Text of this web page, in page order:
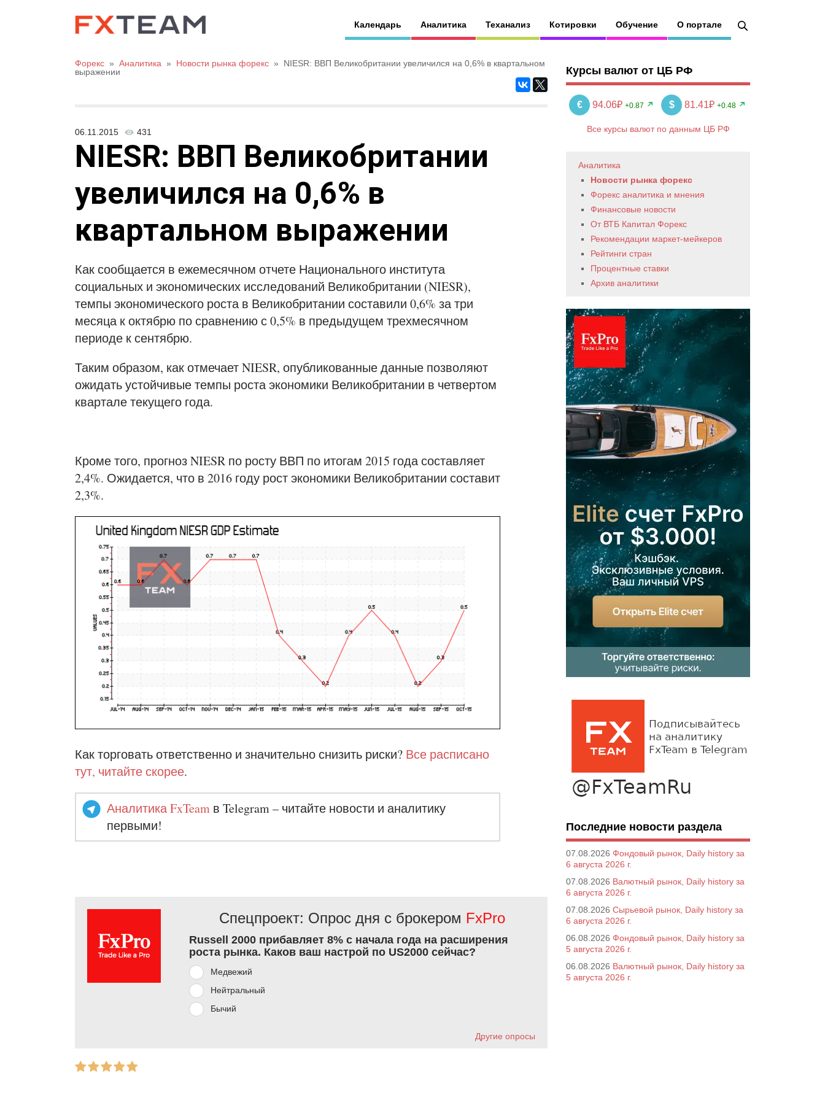
Календарь Аналитика Теханализ Котировки Обучение О портале
Форекс » Аналитика » Новости рынка форекс »
NIESR: ВВП Великобритании увеличился на 0,6% в квартальном
выражении
06.11.2015 431
NIESR: ВВП Великобритании
увеличился на 0,6% в
квартальном выражении
Как сообщается в ежемесячном отчете Национального института
социальных и экономических исследований Великобритании (NIESR),
темпы экономического роста в Великобритании составили 0,6% за три
месяца к октябрю по сравнению с 0,5% в предыдущем трехмесячном
периоде к сентябрю.
Таким образом, как отмечает NIESR, опубликованные данные позволяют
ожидать устойчивые темпы роста экономики Великобритании в четвертом
квартале текущего года.
Кроме того, прогноз NIESR по росту ВВП по итогам 2015 года составляет
2,4%. Ожидается, что в 2016 году рост экономики Великобритании составит
2,3%.
Как торговать ответственно и значительно снизить риски? Все расписано
тут, читайте скорее.
Аналитика FxTeam в Telegram – читайте новости и аналитику
первыми!
Спецпроект: Опрос дня с брокером FxPro
Russell 2000 прибавляет 8% с начала года на расширения
роста рынка. Каков ваш настрой по US2000 сейчас?
Медвежий
Нейтральный
Бычий
Другие опросы
Курсы валют от ЦБ РФ
€ 94.06₽ +0.87 $ 81.41₽ +0.48
Все курсы валют по данным ЦБ РФ
Аналитика
Новости рынка форекс
Форекс аналитика и мнения
Финансовые новости
От ВТБ Капитал Форекс
Рекомендации маркет-мейкеров
Рейтинги стран
Процентные ставки
Архив аналитики
Последние новости раздела
07.08.2026 Фондовый рынок, Daily history за
6 августа 2026 г.
07.08.2026 Валютный рынок, Daily history за
6 августа 2026 г.
07.08.2026 Сырьевой рынок, Daily history за
6 августа 2026 г.
06.08.2026 Фондовый рынок, Daily history за
5 августа 2026 г.
06.08.2026 Валютный рынок, Daily history за
5 августа 2026 г.